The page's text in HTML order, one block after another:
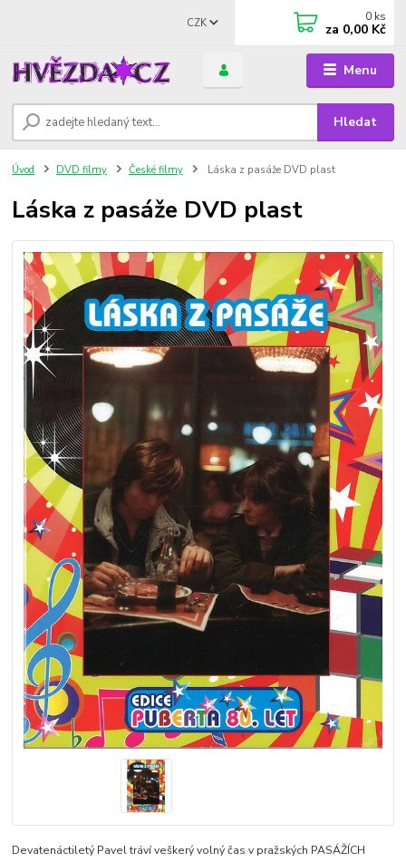
Menu
CZK
Hledat
0 ks
za 0,00 Kč
Úvod DVD filmy České filmy Láska z pasáže DVD plast
Láska z pasáže DVD plast
Devatenáctiletý Pavel tráví veškerý volný čas v pražských PASÁŽÍCH